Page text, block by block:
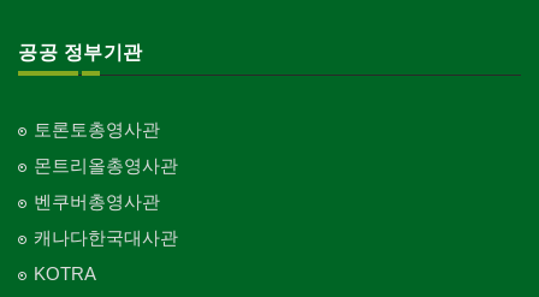
공공 정부기관
토론토총영사관
몬트리올총영사관
벤쿠버총영사관
캐나다한국대사관
KOTRA